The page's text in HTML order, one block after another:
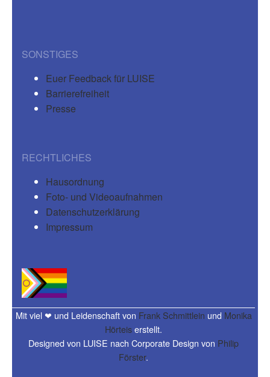
SONSTIGES
Euer Feedback für LUISE
Barrierefreiheit
Presse
RECHTLICHES
Hausordnung
Foto- und Videoaufnahmen
Datenschutzerklärung
Impressum
Mit viel ❤ und Leidenschaft von Frank Schmittlein und Monika
Hörteiserstellt.
Designed von LUISE nach Corporate Design von Philip
Förster.